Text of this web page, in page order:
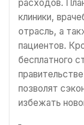
расходов.
клиники,
отрасль, а
пациентов.
бесплатного
позволят
избежать